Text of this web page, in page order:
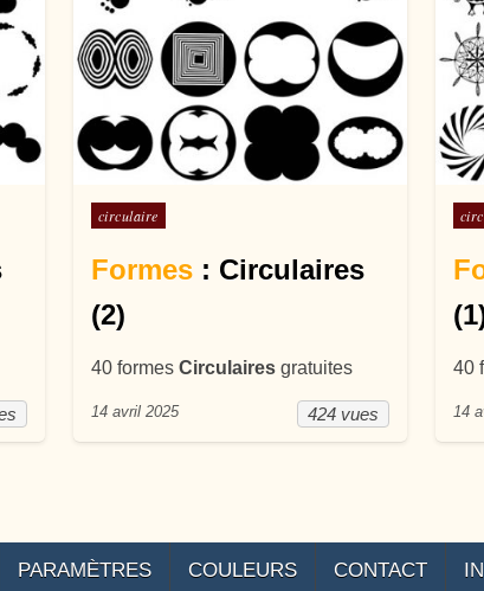
Posté dans
circulaire
Formes: Circulaires
(2)
40 formes Circulairesgratuites
424 vues
14 avril 2025
40
14
PARAMÈTRES COULEURS CONTACT